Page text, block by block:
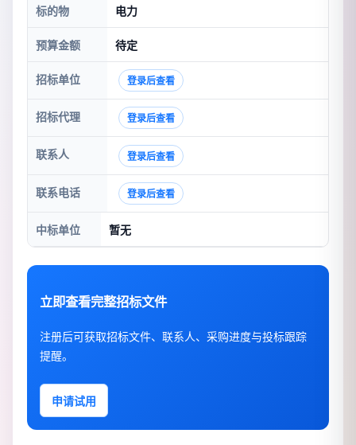
标的物 电力
预算金额 待定
招标单位 登录后查看
招标代理 登录后查看
联系人 登录后查看
联系电话 登录后查看
中标单位 暂无
立即查看完整招标文件
注册后可获取招标文件、联系人、采购进度与投标跟踪
提醒。
申请试用